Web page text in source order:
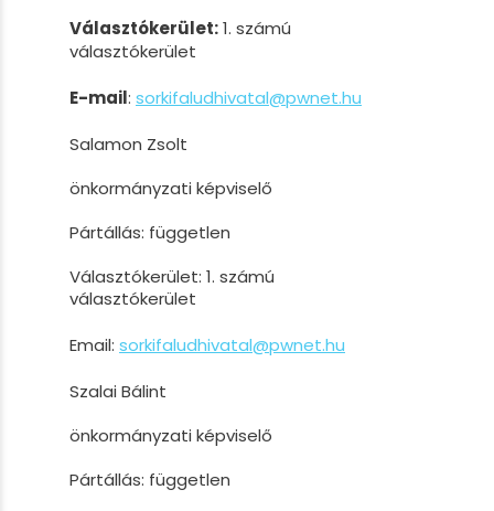
Választókerület:1. számú
választókerület
E-mail: sorkifaludhivatal@pwnet.hu
Salamon Zsolt
önkormányzati képviselő
Pártállás: független
Választókerület: 1. számú
választókerület
Email: sorkifaludhivatal@pwnet.hu
Szalai Bálint
önkormányzati képviselő
Pártállás: független